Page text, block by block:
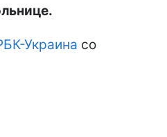
Украина со